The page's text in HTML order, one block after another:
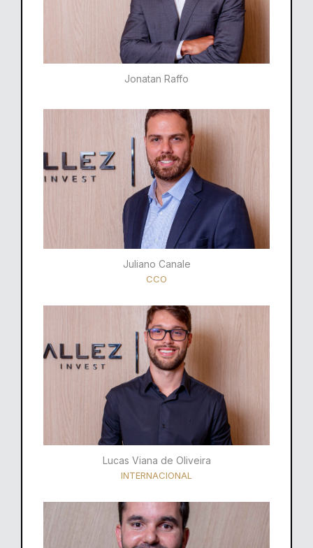
Jonatan Raffo
Juliano Canale
CCO
Lucas Viana de Oliveira
INTERNACIONAL